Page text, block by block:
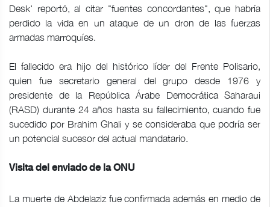
Desk' reportó, al citar "fuentes concordantes", que habría
perdido la vida en un ataque de un dron de las fuerzas
armadas marroquíes.
El fallecido era hijo del histórico líder del Frente Polisario,
quien fue secretario general del grupo desde 1976 y
presidente de la República Árabe Democrática Saharaui
(RASD) durante 24 años hasta su fallecimiento, cuando fue
sucedido por Brahim Ghali y se consideraba que podría ser
un potencial sucesor del actual mandatario.
Visita del enviado de la ONU
La muerte de Abdelaziz fue confirmada además en medio de